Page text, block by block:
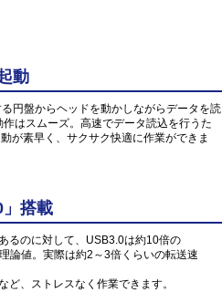
動
円盤からヘッドを動かしながらデータを読
はスムーズ。高速でデータ読込を行うた
が素早く、サクサク快適に作業ができま
搭載
るのに対して、USB3.0は約10倍の
論値。実際は約2～3倍くらいの転送速
、ストレスなく作業できます。